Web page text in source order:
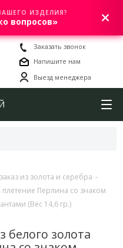
0
Заказать звонок
Напишите нам
Выезд менеджера
из золота и серебра -
Перлина со знаком
(Вес 14,6 гр.)
белого золота
ИЗДЕЛИЯ?
вопросов»